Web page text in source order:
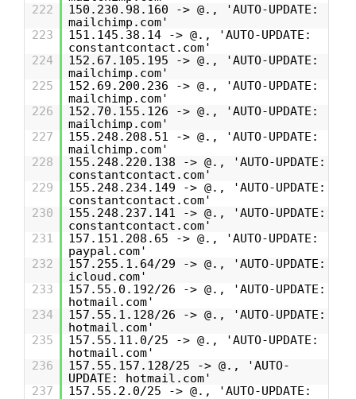
222
150.230.98.160 -> @., 'AUTO-UPDATE:
mailchimp.com'
223
151.145.38.14 -> @., 'AUTO-UPDATE:
constantcontact.com'
224
152.67.105.195 -> @., 'AUTO-UPDATE:
mailchimp.com'
225
152.69.200.236 -> @., 'AUTO-UPDATE:
mailchimp.com'
226
152.70.155.126 -> @., 'AUTO-UPDATE:
mailchimp.com'
227
155.248.208.51 -> @., 'AUTO-UPDATE:
mailchimp.com'
228
155.248.220.138 -> @., 'AUTO-UPDATE:
constantcontact.com'
229
155.248.234.149 -> @., 'AUTO-UPDATE:
constantcontact.com'
230
155.248.237.141 -> @., 'AUTO-UPDATE:
constantcontact.com'
231
157.151.208.65 -> @., 'AUTO-UPDATE:
paypal.com'
232
157.255.1.64/29 -> @., 'AUTO-UPDATE:
icloud.com'
233
157.55.0.192/26 -> @., 'AUTO-UPDATE:
hotmail.com'
234
157.55.1.128/26 -> @., 'AUTO-UPDATE:
hotmail.com'
235
157.55.11.0/25 -> @., 'AUTO-UPDATE:
hotmail.com'
236
157.55.157.128/25 -> @., 'AUTO-
UPDATE: hotmail.com'
237
157.55.2.0/25 -> @., 'AUTO-UPDATE: